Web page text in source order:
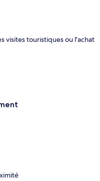
visites touristiques ou l'achat